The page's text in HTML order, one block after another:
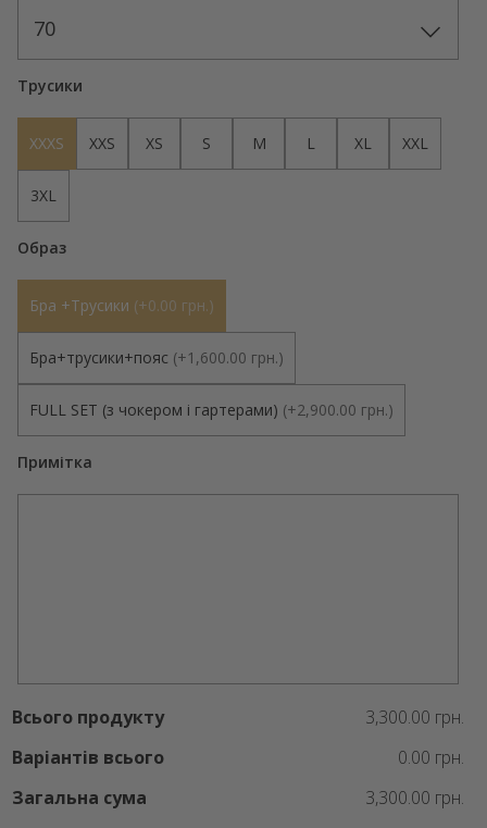
70
Трусики
XXXS XXS XS S M L XL XXL
3XL
Образ
Бра +Трусики (+0.00 грн.)
Бра+трусики+пояс (+1,600.00 грн.)
FULL SET (з чокером і гартерами) (+2,900.00 грн.)
Примітка
Всього продукту
3,300.00 грн.
Варіантів всього
0.00 грн.
Загальна сума
3,300.00 грн.